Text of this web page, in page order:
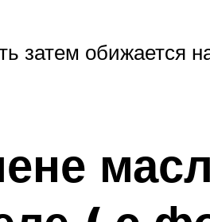
затем обижается